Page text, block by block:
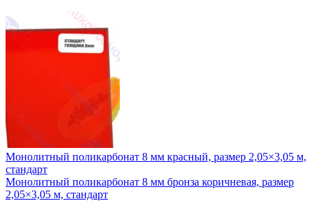
Монолитный поликарбонат 8 мм красный, размер 2,05×3,05 м,
стандарт
Монолитный поликарбонат 8 мм бронза коричневая, размер
2,05×3,05 м, стандарт